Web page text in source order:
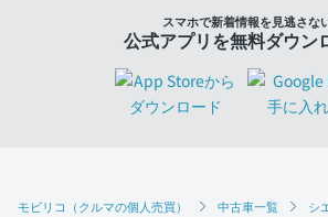
モビリコ（クルマの個人売買） 中古車一覧 シ
スマホで新着情報を見逃さな
公式アプリを無料ダウン